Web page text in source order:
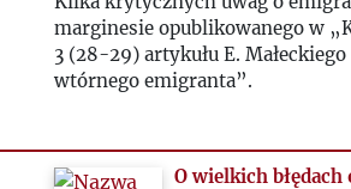
marginesie opublikowanego w
3 (28-29) artykułu E.
wtórnego emigranta”.
O wielkich błędach